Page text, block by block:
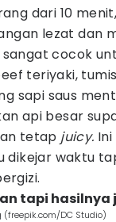
dari 10
lezat dan
sangat cocok
teriyaki,
sapi saus
api besar
tetap juicy.
dikejar waktu
tapi hasilnya
DC Studio)